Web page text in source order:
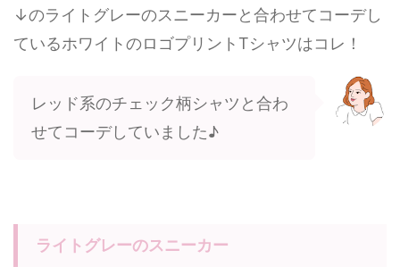
↓のライトグレーのスニーカーと合わせてコーデし
ているホワイトのロゴプリントTシャツはコレ！
レッド系のチェック柄シャツと合わ
せてコーデしていました♪
ライトグレーのスニーカー